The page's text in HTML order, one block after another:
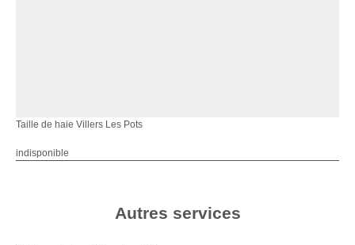
Taille de haie Villers Les Pots
indisponible
Autres services